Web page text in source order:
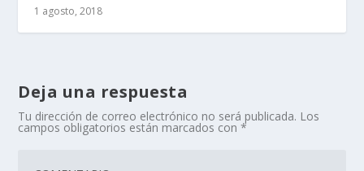
1 agosto, 2018
Deja una respuesta
Tu dirección de correo electrónico no será publicada. Los
campos obligatorios están marcados con*